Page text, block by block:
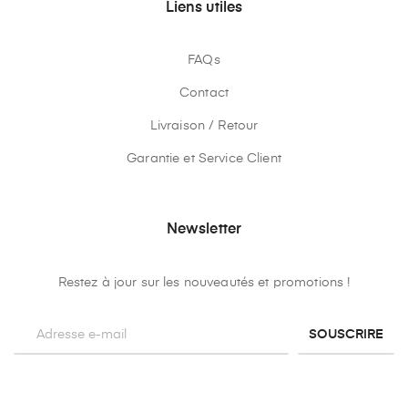
Liens utiles
FAQs
Contact
Livraison / Retour
Garantie et Service Client
Newsletter
Restez à jour sur les nouveautés et promotions !
SOUSCRIRE